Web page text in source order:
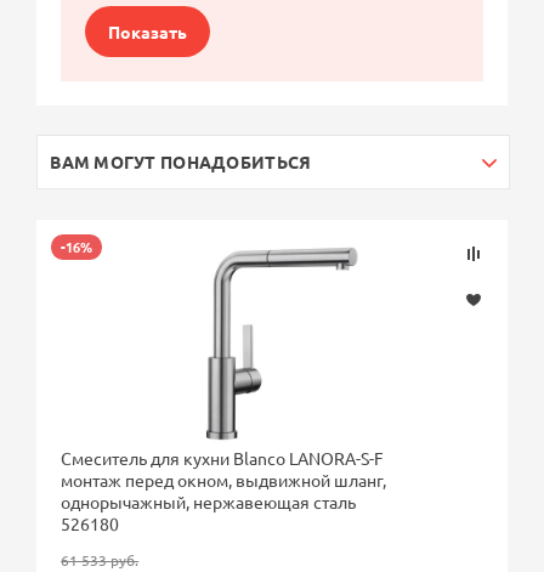
Показать
ВАМ МОГУТ ПОНАДОБИТЬСЯ
-16%
Смеситель для кухни Blanco LANORA-S-F
монтаж перед окном, выдвижной шланг,
однорычажный, нержавеющая сталь
526180
61 533 руб.